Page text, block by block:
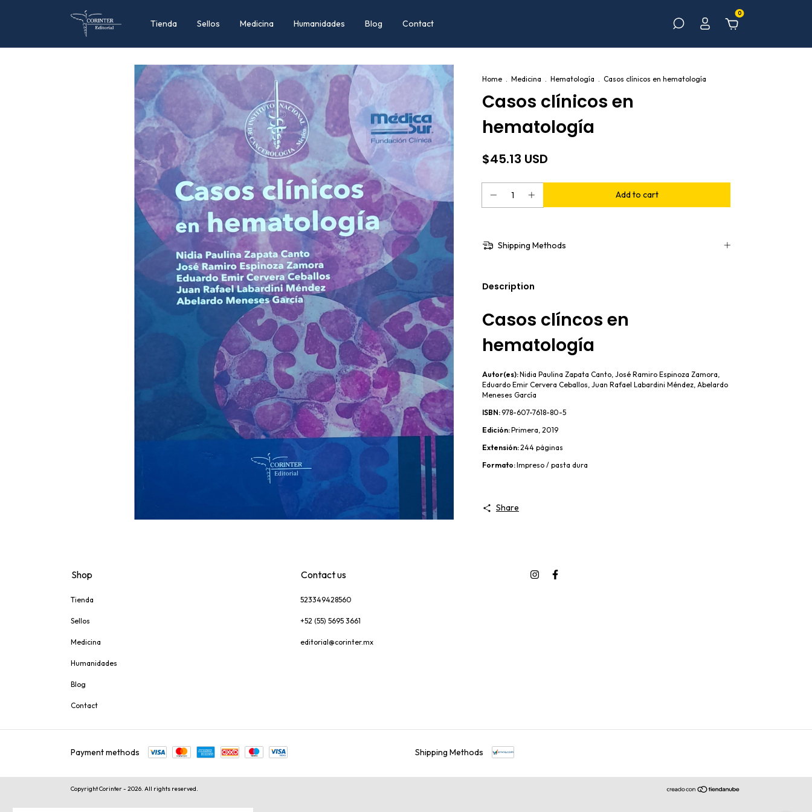
Tienda Sellos Medicina Humanidades Blog Contact
0
Home . Medicina . Hematología . Casos clínicos en hematología
Casos clínicos en
hematología
$45.13 USD
Shipping Methods
Description
Casos clíncos en
hematología
Autor(es):Nidia Paulina Zapata Canto, José Ramiro Espinoza Zamora,
Eduardo Emir Cervera Ceballos, Juan Rafael Labardini Méndez, Abelardo
Meneses García
ISBN:978-607-7618-80-5
Edición:Primera, 2019
Extensión:244 páginas
Formato:Impreso / pasta dura
Share
Shop
Tienda
Sellos
Medicina
Humanidades
Blog
Contact
Contact us
523349428560
+52 (55) 5695 3661
editorial@corinter.mx
Payment methods Shipping Methods
Copyright Corinter - 2026. All rights reserved.